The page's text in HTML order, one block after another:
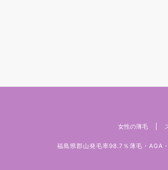
女性の薄毛
福島県郡山発毛率98.7％薄毛・